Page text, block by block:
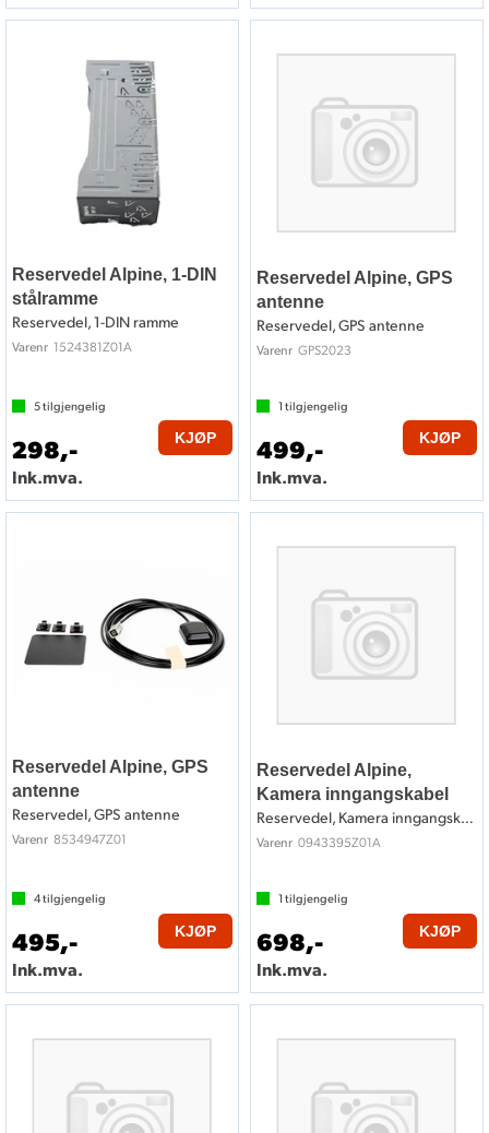
Reservedel Alpine, 1-DIN
stålramme
Reservedel, 1-DIN ramme
Varenr 1524381Z01A
5tilgjengelig
298,-
Ink.mva.
KJØP
Reservedel Alpine, GPS
antenne
Reservedel, GPS antenne
Varenr GPS2023
1 tilgjengelig
499,-
Ink.mva.
KJØP
Reservedel Alpine, GPS
antenne
Reservedel, GPS antenne
Varenr 8534947Z01
4tilgjengelig
495,-
Ink.mva.
KJØP
Reservedel Alpine,
Kamera inngangskabel
Reservedel, Kamera inngangskabel
Varenr 0943395Z01A
1 tilgjengelig
698,-
Ink.mva.
KJØP